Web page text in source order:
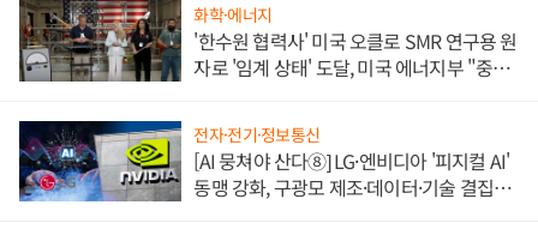
화학·에너지
'한수원 협력사' 미국 오클로 SMR 연구용 원
자로 '임계 상태' 도달, 미국 에너지부 "중요
전자·전기·정보통신
[AI 뭉쳐야 산다⑧] LG·엔비디아 '피지컬 AI'
동맹 강화, 구광모 제조·데이터·기술 결집